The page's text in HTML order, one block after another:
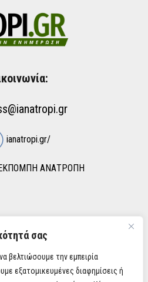
σας
βελτιώσουμε την εμπειρία
εξατομικευμένες διαφημίσεις ή
ianatropi.gr/
ΑΝΑΤΡΟΠΗ